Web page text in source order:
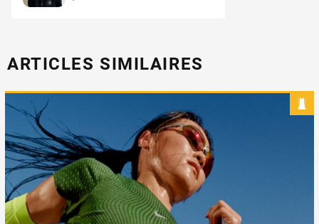
ARTICLES SIMILAIRES